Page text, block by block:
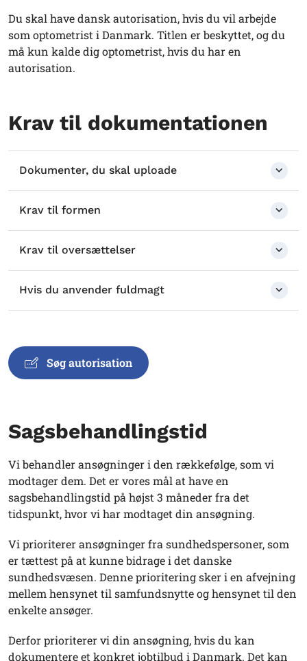
Du skal have dansk autorisation, hvis du vil arbejde
som optometrist i Danmark. Titlen er beskyttet, og du
må kun kalde dig optometrist, hvis du har en
autorisation.
Krav til dokumentationen
Dokumenter, du skal uploade
Krav til formen
Krav til oversættelser
Hvis du anvender fuldmagt
Søg autorisation
Sagsbehandlingstid
Vi behandler ansøgninger i den rækkefølge, som vi
modtager dem. Det er vores mål at have en
sagsbehandlingstid på højst 3 måneder fra det
tidspunkt, hvor vi har modtaget din ansøgning.
Vi prioriterer ansøgninger fra sundhedspersoner, som
er tættest på at kunne bidrage i det danske
sundhedsvæsen. Denne prioritering sker i en afvejning
mellem hensynet til samfundsnytte og hensynet til den
enkelte ansøger.
Derfor prioriterer vi din ansøgning, hvis du kan
dokumentere et konkret jobtilbud i Danmark. Det kan